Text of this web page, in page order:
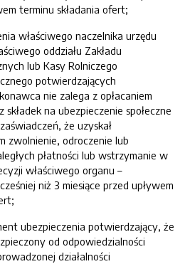
terminu składania ofert;
właściwego naczelnika urzędu
oddziału Zakładu
lub Kasy Rolniczego
potwierdzających
nie zalega z opłacaniem
na ubezpieczenie społeczne
że uzyskał
zwolnienie, odroczenie lub
płatności lub wstrzymanie w
właściwego organu –
niż 3 miesiące przed upływem
ubezpieczenia potwierdzający, że
od odpowiedzialności
działalności